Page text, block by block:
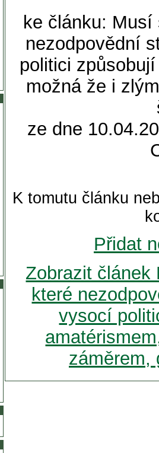
ke článku:
nezodpovědní
politici
možná že i
ze dne
K tomutu článku
Přidat
Zobrazit článek
které
vysocí
záměrem,